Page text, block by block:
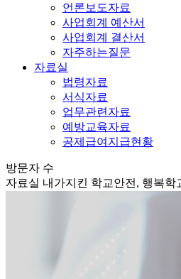
언론보도자료
사업회계 예산서
사업회계 결산서
자주하는질문
자료실
법령자료
서식자료
업무관련자료
예방교육자료
공제급여지급현황
방문자 수
자료실 내가지킨 학교안전, 행복학